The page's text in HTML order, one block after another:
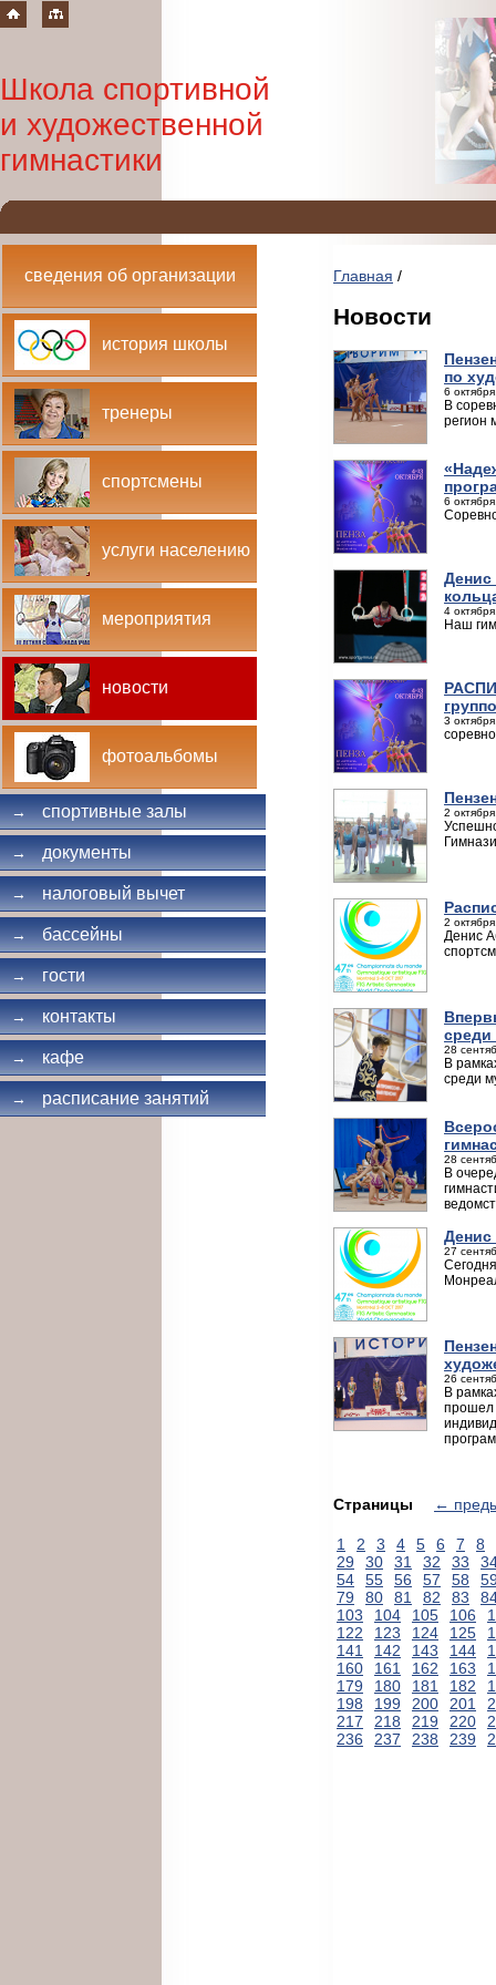
Школа спортивной
и художественной
гимнастики
сведения об организации
история школы
тренеры
спортсмены
услуги населению
мероприятия
новости
фотоальбомы
→ спортивные залы
→ документы
→ налоговый вычет
→ бассейны
→ гости
→ контакты
→ кафе
→ расписание занятий
Главная /
Новости
по
6
В
регион
6
Денис
4
Наш
3
2
2
Денис
среди
28
В
среди
28
В
Денис
27
26
В
прошел
Страницы ←
1 2 3 4 5 6 7
8
29
30 31 32 33
54
55 56 57 58
79
80 81 82 83
103
104 105 106
122
123 124 125
141
142 143 144
160
161 162 163
179
180 181 182
198
199 200 201
217
218 219 220
236
237 238 239